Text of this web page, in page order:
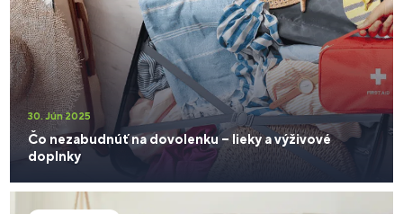
30. Jún 2025
Čo nezabudnúť na dovolenku – lieky a výživové
doplnky